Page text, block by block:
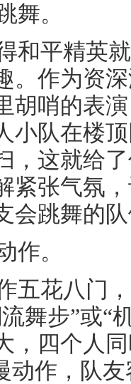
舞。
和平精英
。作为资
胡哨的表
小队在楼
，这就给
紧张气氛
会跳舞的
作。
五花八门
舞步”或“
，四个人
动作，队